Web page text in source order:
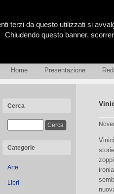
Home Presentazione
Cerca
Categorie
Arte
Libri
terzi da questo utilizzati si
Chiudendo questo banner,